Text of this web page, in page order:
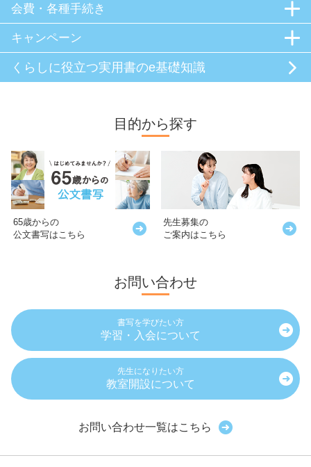
会費・各種手続き
キャンペーン
くらしに役立つ実用書のe基礎知識
目的から探す
65歳からの
公文書写はこちら
先生募集の
ご案内はこちら
お問い合わせ
書写を学びたい方
学習・入会について
先生になりたい方
教室開設について
お問い合わせ一覧はこちら